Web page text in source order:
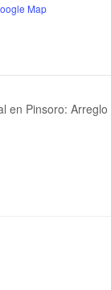
Map
en Pinsoro: